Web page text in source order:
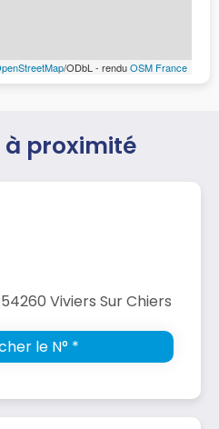
/ODbL - renduOSM France
proximité
Viviers Sur Chiers
le N° *